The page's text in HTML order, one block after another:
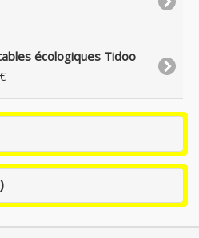
écologiques Tidoo
to
contents